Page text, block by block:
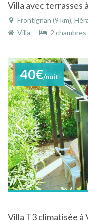
Frontignan (9 km),
Villa
2 chambres
40€/nuit